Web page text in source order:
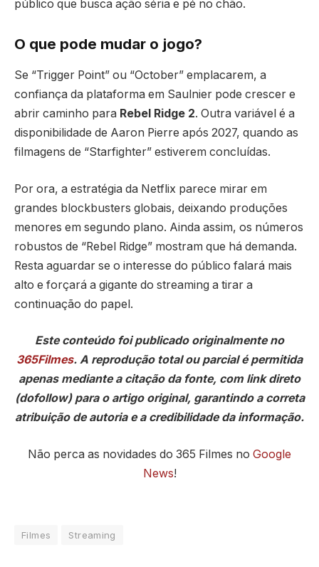
público que busca ação séria e pé no chão.
O que pode mudar o jogo?
Se “Trigger Point” ou “October” emplacarem, a
confiança da plataforma em Saulnier pode crescer e
abrir caminho para Rebel Ridge 2. Outra variável é a
disponibilidade de Aaron Pierre após 2027, quando as
filmagens de “Starfighter” estiverem concluídas.
Por ora, a estratégia da Netflix parece mirar em
grandes blockbusters globais, deixando produções
menores em segundo plano. Ainda assim, os números
robustos de “Rebel Ridge” mostram que há demanda.
Resta aguardar se o interesse do público falará mais
alto e forçará a gigante do streaming a tirar a
continuação do papel.
Este conteúdo foi publicado originalmente no
365Filmes. A reprodução total ou parcial é permitida
apenas mediante a citação da fonte, com link direto
(dofollow) para o artigo original, garantindo a correta
atribuição de autoria e a credibilidade da informação.
Não perca as novidades do 365 Filmes no Google
News!
Filmes Streaming